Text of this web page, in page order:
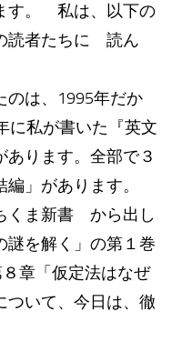
す。 私は、以下の
読者たちに 読ん
は、1995年だか
に私が書いた『英文
ります。全部で３
」があります。
ま新書 から出し
謎を解く」の第１巻
章「仮定法はなぜ
ついて、今日は、徹